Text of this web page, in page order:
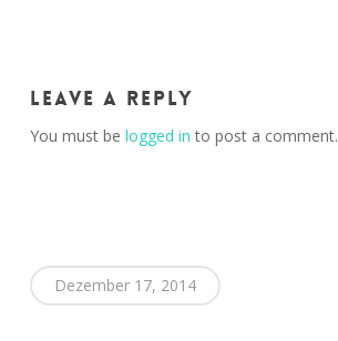
Leave a Reply
You must be logged in to post a comment.
Dezember 17, 2014